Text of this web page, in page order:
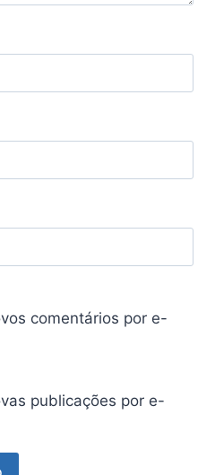
comentários por e-
publicações por e-